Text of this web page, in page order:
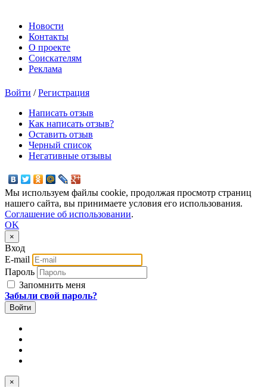
Новости
Контакты
О проекте
Соискателям
Реклама
Войти /Регистрация
Написать отзыв
Как написать отзыв?
Оставить отзыв
Черный список
Негативные отзывы
Мы используем файлы cookie, продолжая просмотр страниц
нашего сайта, вы принимаете условия его использования.
Соглашение об использовании.
OK
×
Вход
E-mail
Пароль
Запомнить меня
Забыли свой пароль?
×